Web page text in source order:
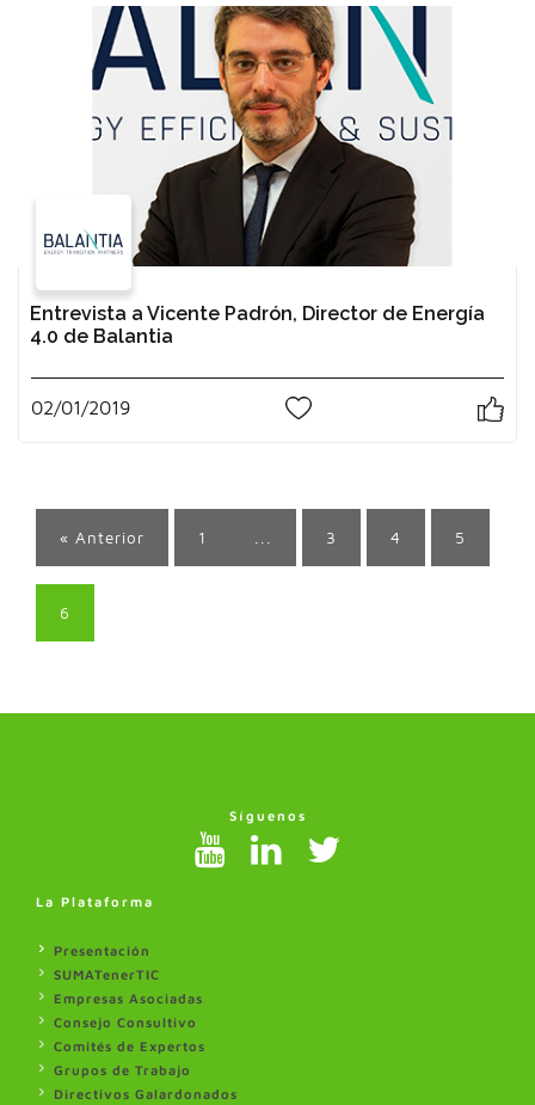
Entrevista a Vicente Padrón, Director de Energía
4.0 de Balantia
02/01/2019
« Anterior 1 3 4 5
6
Síguenos
La Plataforma
Presentación
SUMATenerTIC
Empresas Asociadas
Consejo Consultivo
Comités de Expertos
Grupos de Trabajo
Directivos Galardonados